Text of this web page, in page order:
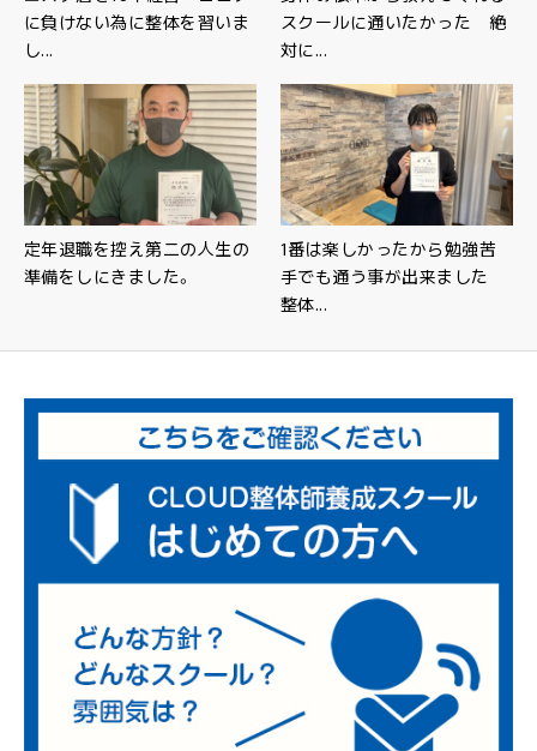
に負けない為に整体を習いま
し...
スクールに通いたかった 絶
対に...
定年退職を控え第二の人生の
準備をしにきました。
1番は楽しかったから勉強苦
手でも通う事が出来ました
整体...